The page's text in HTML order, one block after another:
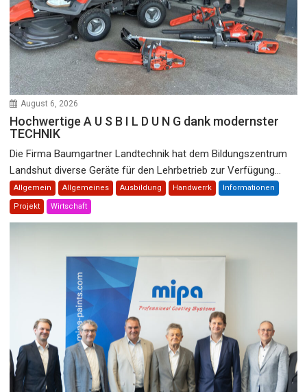
August 6, 2026
Hochwertige A U S B I L D U N G dank modernster
TECHNIK
Die Firma Baumgartner Landtechnik hat dem Bildungszentrum
Landshut diverse Geräte für den Lehrbetrieb zur Verfügung...
Allgemein Allgemeines Ausbildung Handwerrk Informationen
Projekt Wirtschaft